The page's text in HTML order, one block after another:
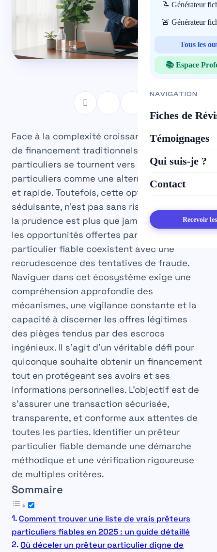
📝 Générateur
🚨 Générateur
Tous les
📚 Espace
NAVIGATION
Fiches de
Témoignages
Qui suis-je ?
Contact
Recevoir
Face à la complexité croissante des circuits
de financement traditionnels, de nombreux
particuliers se tournent vers le prêt entre
particuliers comme une alternative souple
et rapide. Toutefois, cette option, bien que
séduisante, n’est pas sans risques. En 2025,
la prudence est plus que jamais de mise, car
les opportunités offertes par le
crédit
particulier fiable coexistent avec une
recrudescence des tentatives de fraude.
Naviguer dans cet écosystème exige une
compréhension approfondie des
mécanismes, une vigilance constante et la
capacité à discerner les offres légitimes
des pièges tendus par des escrocs
ingénieux. Il s’agit d’un véritable défi pour
quiconque souhaite obtenir un financement
tout en protégeant ses avoirs et ses
informations personnelles. L’objectif est de
s’assurer une transaction sécurisée,
transparente, et conforme aux attentes de
toutes les parties. Identifier un prêteur
particulier fiable demande une démarche
méthodique et une vérification rigoureuse
de multiples critères.
Sommaire
Comment trouver une liste de vrais prêteurs
particuliers fiables en 2025 : un guide détaillé
Où déceler un prêteur particulier digne de